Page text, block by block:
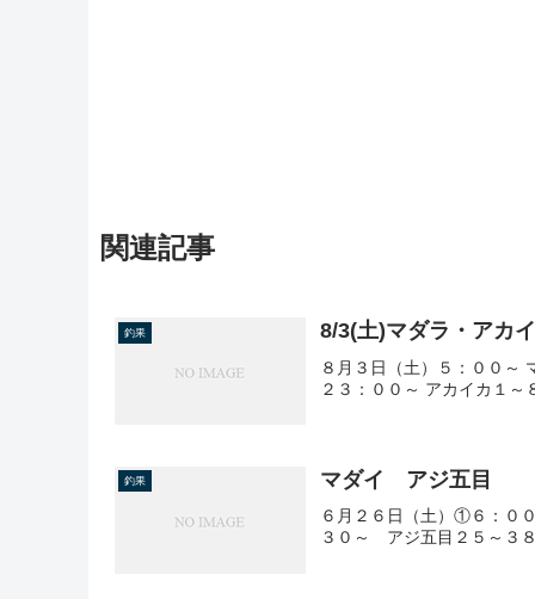
関連記事
釣果 8/3(土)マダラ・アカ
８月３日（土）５：００～
２３：００～ アカイカ１～
釣果 マダイ アジ五目
６月２６日（土）①６：０
３０～ アジ五目２５～３